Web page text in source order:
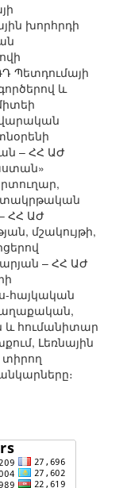
խորհրդի
Պետդումայի
և
– ՀՀ ԱԺ
ՀՀ ԱԺ
մշակույթի,
– ՀՀ ԱԺ
հայկական
հումանիտար
Լեռնային